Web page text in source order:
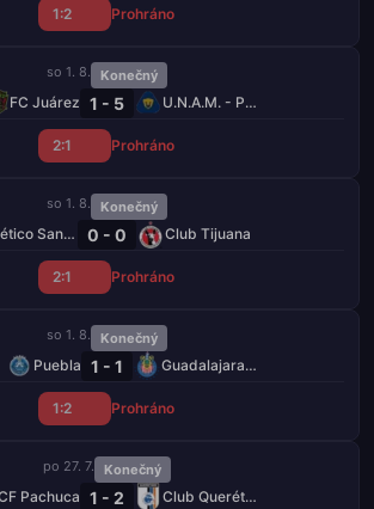
1:2 Prohráno
so 1. 8. Konečný
FC Juárez 1 - 5 U.N.A.M. - Pumas
2:1 Prohráno
so 1. 8. Konečný
Atlético San Luis 0 - 0 Club Tijuana
2:1 Prohráno
so 1. 8. Konečný
Puebla 1 - 1 Guadalajara Chivas
1:2 Prohráno
po 27. 7. Konečný
Pachuca 1 - 2 Club Querétaro